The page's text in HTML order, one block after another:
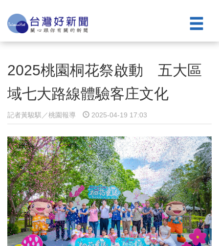
2025桃園桐花祭啟動 五大區
域七大路線體驗客庄文化
記者黃駿騏／桃園報導 2025-04-19 17:03